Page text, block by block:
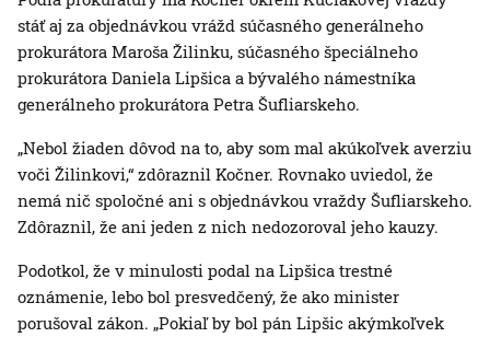
stáť aj za objednávkou vrážd súčasného generálneho
prokurátora Maroša Žilinku, súčasného špeciálneho
prokurátora Daniela Lipšica a bývalého námestníka
generálneho prokurátora Petra Šufliarskeho.
„Nebol žiaden dôvod na to, aby som mal akúkoľvek averziu
voči Žilinkovi,“ zdôraznil Kočner. Rovnako uviedol, že
nemá nič spoločné ani s objednávkou vraždy Šufliarskeho.
Zdôraznil, že ani jeden z nich nedozoroval jeho kauzy.
Podotkol, že v minulosti podal na Lipšica trestné
oznámenie, lebo bol presvedčený, že ako minister
porušoval zákon. „Pokiaľ by bol pán Lipšic akýmkoľvek